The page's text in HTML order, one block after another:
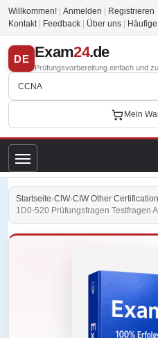
Willkommen! Anmelden
Registrieren
Kontakt
Feedback Über uns
DE Exam24.de
Prüfungsvorbereitung einfach und
Mein
Startseite›CIW›CIW Other Certification
1D0-520 Prüfungsfragen Testfragen